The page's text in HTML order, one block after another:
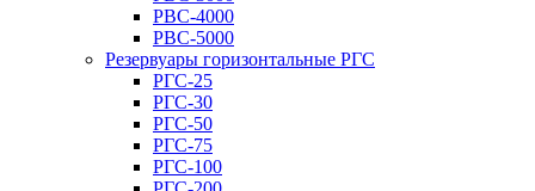
РВС-4000
РВС-5000
Резервуары горизонтальные РГС
РГС-25
РГС-30
РГС-50
РГС-75
РГС-100